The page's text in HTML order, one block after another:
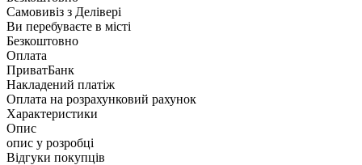
Самовивіз з Делівері
Ви перебуваєте в місті
Безкоштовно
Оплата
ПриватБанк
Накладений платіж
Оплата на розрахунковий рахунок
Характеристики
Опис
опис у розробці
Відгуки покупців